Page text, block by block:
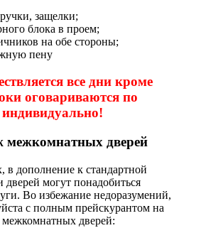
защелки;
блока в проем;
на обе стороны;
пену
все дни кроме
оговариваются по
дверей
в дополнение к стандартной
дверей могут понадобиться
Во избежание недоразумений,
с полным прейскурантом на
межкомнатных дверей: